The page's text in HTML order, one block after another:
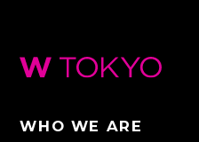
WHO WE ARE